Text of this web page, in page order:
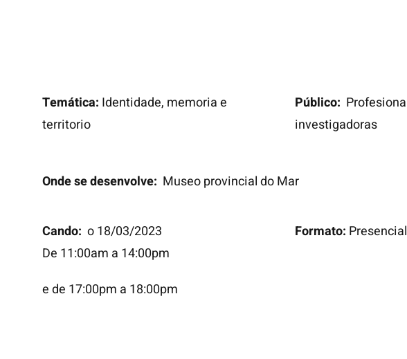
Temática: Identidade, memoria e
territorio
Público:
investigadoras
Onde se desenvolve: Museo provincial do Mar
Cando: o 18/03/2023
De 11:00am a 14:00pm
e de 17:00pm a 18:00pm
Formato: Presencial